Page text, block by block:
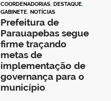
COORDENADORIAS, DESTAQUE,
GABINETE, NOTÍCIAS
Prefeitura de
Parauapebas segue
firme traçando
metas de
implementação de
governança para o
município